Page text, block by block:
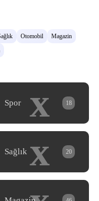
Otomobil
Magazin
x
Spor 18
x
Sağlık 20